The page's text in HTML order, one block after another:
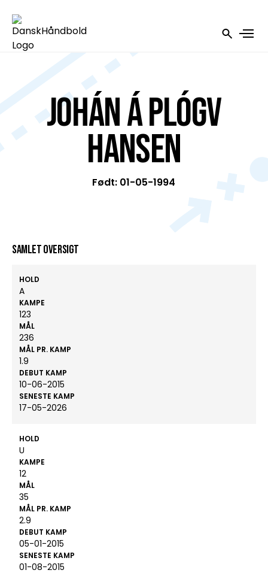
Johán á Plógv
Hansen
Født: 01-05-1994
Samlet oversigt
HOLD
A
KAMPE
123
MÅL
236
MÅL PR. KAMP
1.9
DEBUT KAMP
10-06-2015
SENESTE KAMP
17-05-2026
HOLD
U
KAMPE
12
MÅL
35
MÅL PR. KAMP
2.9
DEBUT KAMP
05-01-2015
SENESTE KAMP
01-08-2015